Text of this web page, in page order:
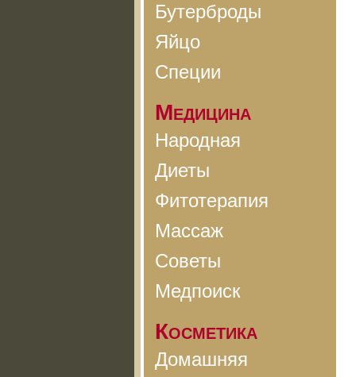
Бутерброды
Яйцо
Специи
Медицина
Народная
Диеты
Фитотерапия
Массаж
Советы
Медпоиск
Косметика
Домашняя